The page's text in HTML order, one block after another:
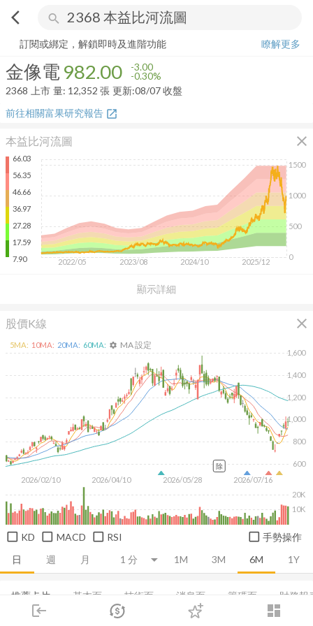
arrow_back_ios search
login dashboard
市場 登入
金像電 982.00-0.30%
訂閱或綁定，解鎖即時及進階功能
瞭解更多
金像電 982.00 -3.00
-0.30%
2368
上市 量: 12,352 張 更新:08/07 收盤
前往相關富果研究報告 open_in_new
本益比河流圖 close
顯示詳細
66.03
56.35
46.66
36.97
27.28
17.59
7.90
2022/05 2023/08 2024/10 2025/12
0
500
1000
1500
股價K線 close
日 週 月 1M 3M 6M 1Y
2026/02/10 2026/04/10 2026/05/28 2026/07/16
600
800
1,000
1,200
1,400
1,600
10K
20K
5MA: 10MA: 20MA: 60MA: settings MA 設定
除
KD MACD RSI 手勢操作
推薦卡片 基本面 技術面 消息面 籌碼面 財務報